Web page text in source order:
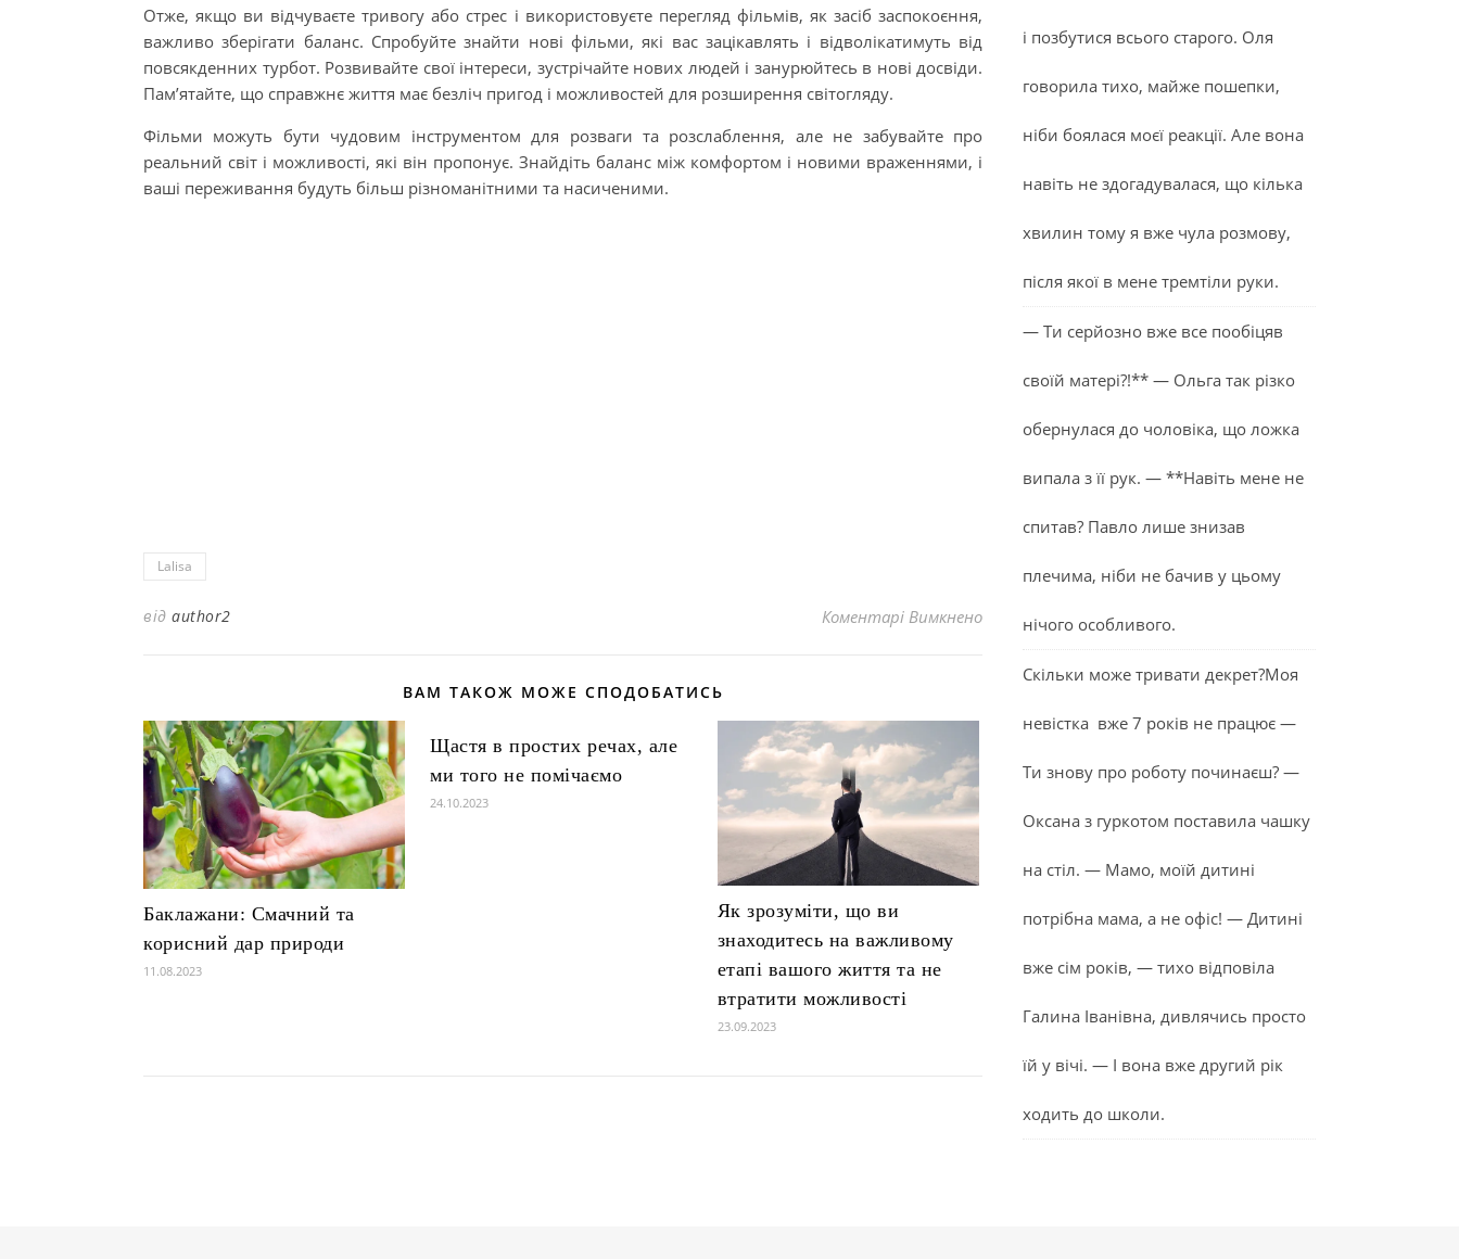
Отже, якщо ви відчуваєте тривогу або стрес і використовуєте перегляд фільмів, як засіб заспокоєння,
важливо зберігати баланс. Спробуйте знайти нові фільми, які вас зацікавлять і відволікатимуть від
повсякденних турбот. Розвивайте свої інтереси, зустрічайте нових людей і занурюйтесь в нові досвіди.
Пам’ятайте, що справжнє життя має безліч пригод і можливостей для розширення світогляду.
Фільми можуть бути чудовим інструментом для розваги та розслаблення, але не забувайте про
реальний світ і можливості, які він пропонує. Знайдіть баланс між комфортом і новими враженнями, і
ваші переживання будуть більш різноманітними та насиченими.
Lalisa
від author2 Коментарі Вимкненодо Боротьба з тривожністю або чого ми передивляємось
ВАМ ТАКОЖ МОЖЕ СПОДОБАТИСЬ
Баклажани: Смачний та
корисний дар природи
11.08.2023
Щастя в простих речах, але
ми того не помічаємо
24.10.2023
Як зрозуміти, що ви
знаходитесь на важливому
етапі вашого життя та не
втратити можливості
23.09.2023
і позбутися всього старого. Оля
говорила тихо, майже пошепки,
ніби боялася моєї реакції. Але вона
навіть не здогадувалася, що кілька
хвилин тому я вже чула розмову,
після якої в мене тремтіли руки.
— Ти серйозно вже все пообіцяв
своїй матері?!** — Ольга так різко
обернулася до чоловіка, що ложка
випала з її рук. — **Навіть мене не
спитав? Павло лише знизав
плечима, ніби не бачив у цьому
нічого особливого.
Скільки може тривати декрет?Моя
невістка вже 7 років не працює —
Ти знову про роботу починаєш? —
Оксана з гуркотом поставила чашку
на стіл. — Мамо, моїй дитині
потрібна мама, а не офіс! — Дитині
вже сім років, — тихо відповіла
Галина Іванівна, дивлячись просто
їй у вічі. — І вона вже другий рік
ходить до школи.